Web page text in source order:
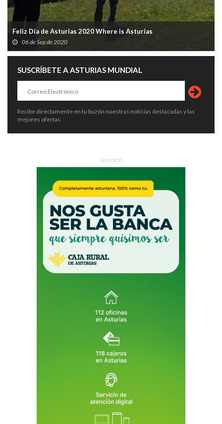
Feliz Día de Asturias 2020 Where is Asturias
06 de Sep de 2020
SUSCRÍBETE A ASTURIAS MUNDIAL
Recibe directamente en tu buzón nuestras noticias destacadas y las
mejores ofertas.
ANUNCIO